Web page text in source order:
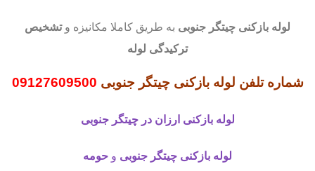
لوله بازکنی چیتگر جنوبی به طریق کاملا مکانیزه وتشخیص
ترکیدگی لوله
شماره تلفن لوله بازکنی چیتگر جنوبی 09127609500
لوله بازکنی ارزان در چیتگر جنوبی
لوله بازکنی چیتگر جنوبی و حومه